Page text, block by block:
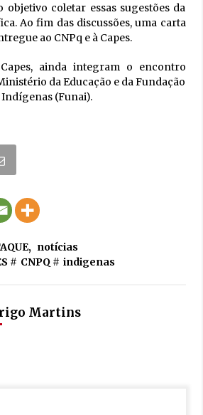
objetivo coletar essas sugestões da
Ao fim das discussões, uma carta
ao CNPq e à Capes.
ainda integram o encontro
da Educação e da Fundação
(Funai).
, notícias
# CNPQ# indigenas
Martins